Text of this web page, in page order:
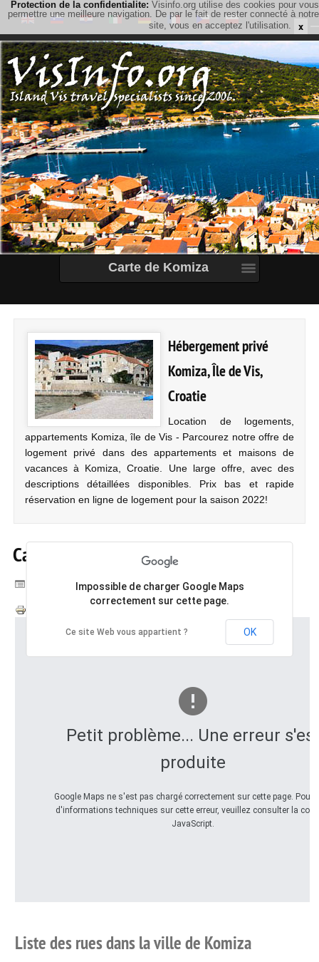
Protection de la confidentialite: Visinfo.org utilise des cookies pour vous
permettre une meilleure navigation. De par le fait de rester connecté à notre
site, vous en acceptez l'utilisation.
x
Carte de Komiza
Hébergement privé
Komiza, Île de Vis,
Croatie
Location de logements,
appartements Komiza, île de Vis - Parcourez notre offre de
logement privé dans des appartements et maisons de
vacances à Komiza, Croatie. Une large offre, avec des
descriptions détaillées disponibles. Prix bas et rapide
réservation en ligne de logement pour la saison 2022!
Carte de Komiza
Catégorie :Komiza, île de Vis, Croatie
Petit problème... Une erreur
produite
Google Maps ne s'est pas chargé correctement sur cette page. Pour
d'informations techniques sur cette erreur, veuillez consulter la
JavaScript.
Impossible de charger Google Maps
correctement sur cette page.
Ce site Web vous appartient ? OK
Liste des rues dans la ville de Komiza